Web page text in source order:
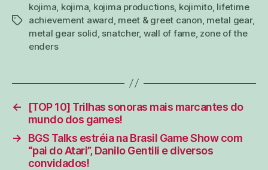
tags
kojima kojima kojima productions, kojimito, lifetime
achievement award meet & greet canon metal gear,
metal gear solid snatcher, wall of fame, zone of the
enders
←
[TOP 10] Trilhas sonoras mais marcantes do
mundo dos games!
→
BGS Talks estréia na Brasil Game Show com
“pai do Atari”, Danilo Gentili e diversos
convidados!